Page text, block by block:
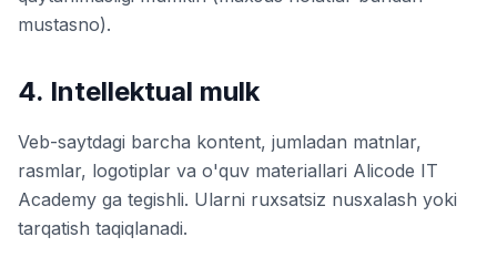
mustasno).
4. Intellektual mulk
Veb-saytdagi barcha kontent, jumladan matnlar,
rasmlar, logotiplar va o'quv materiallari Alicode IT
Academy ga tegishli. Ularni ruxsatsiz nusxalash yoki
tarqatish taqiqlanadi.